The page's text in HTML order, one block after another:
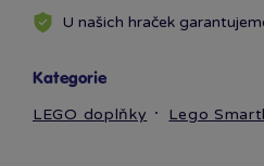
Materiál: PP/PE,
U našich hraček
Kategorie
LEGO doplňky Lego